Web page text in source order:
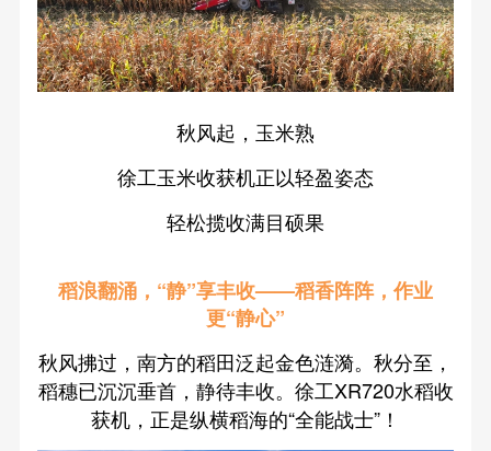
秋风起，玉米熟
徐工玉米收获机正以轻盈姿态
轻松揽收满目硕果
稻浪翻涌，“静”享丰收——稻香阵阵，作业
更“静心”
秋风拂过，南方的稻田泛起金色涟漪。秋分至，
稻穗已沉沉垂首，静待丰收。徐工XR720水稻收
获机，正是纵横稻海的“全能战士”！